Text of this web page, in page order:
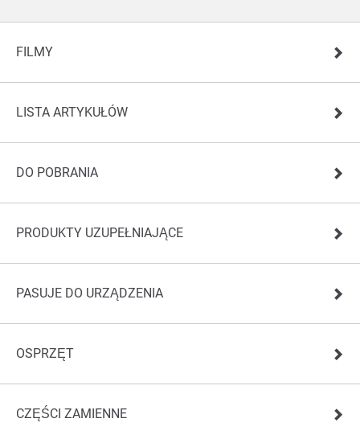
FILMY
LISTA ARTYKUŁÓW
DO POBRANIA
PRODUKTY UZUPEŁNIAJĄCE
PASUJE DO URZĄDZENIA
OSPRZĘT
CZĘŚCI ZAMIENNE